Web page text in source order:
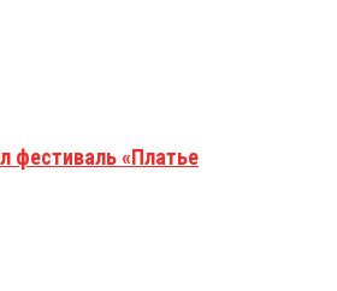
фестиваль «Платье